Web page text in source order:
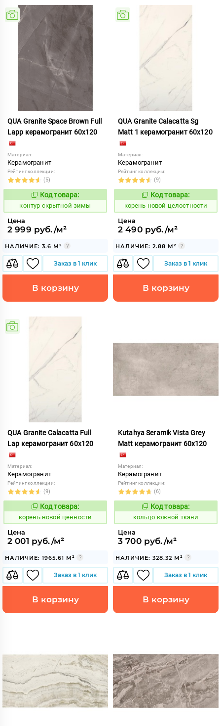
QUA Granite Space Brown Full
Lapp керамогранит 60x120
Материал:
Керамогранит
Рейтинг коллекции:
(5)
Код:
761282
Код товара:
контур скрытной зимы
Цена
2 999 руб./м²
НАЛИЧИЕ: 3.6 М²
Заказ в 1 клик
В корзину
QUA Granite Calacatta Sg
Matt 1 керамогранит 60x120
Материал:
Керамогранит
Рейтинг коллекции:
(9)
Код:
789493
Код товара:
корень новой целостности
Цена
2 490 руб./м²
НАЛИЧИЕ: 2.88 М²
Заказ в 1 клик
В корзину
QUA Granite Calacatta Full
Lap керамогранит 60x120
Материал:
Керамогранит
Рейтинг коллекции:
(9)
Код:
789492
Код товара:
корень новой ценности
Цена
2 001 руб./м²
НАЛИЧИЕ: 1965.61 М²
Заказ в 1 клик
В корзину
Kutahya Seramik Vista Grey
Matt керамогранит 60x120
Материал:
Керамогранит
Рейтинг коллекции:
(6)
Код:
749605
Код товара:
кольцо южной ткани
Цена
3 700 руб./м²
НАЛИЧИЕ: 328.32 М²
Заказ в 1 клик
В корзину